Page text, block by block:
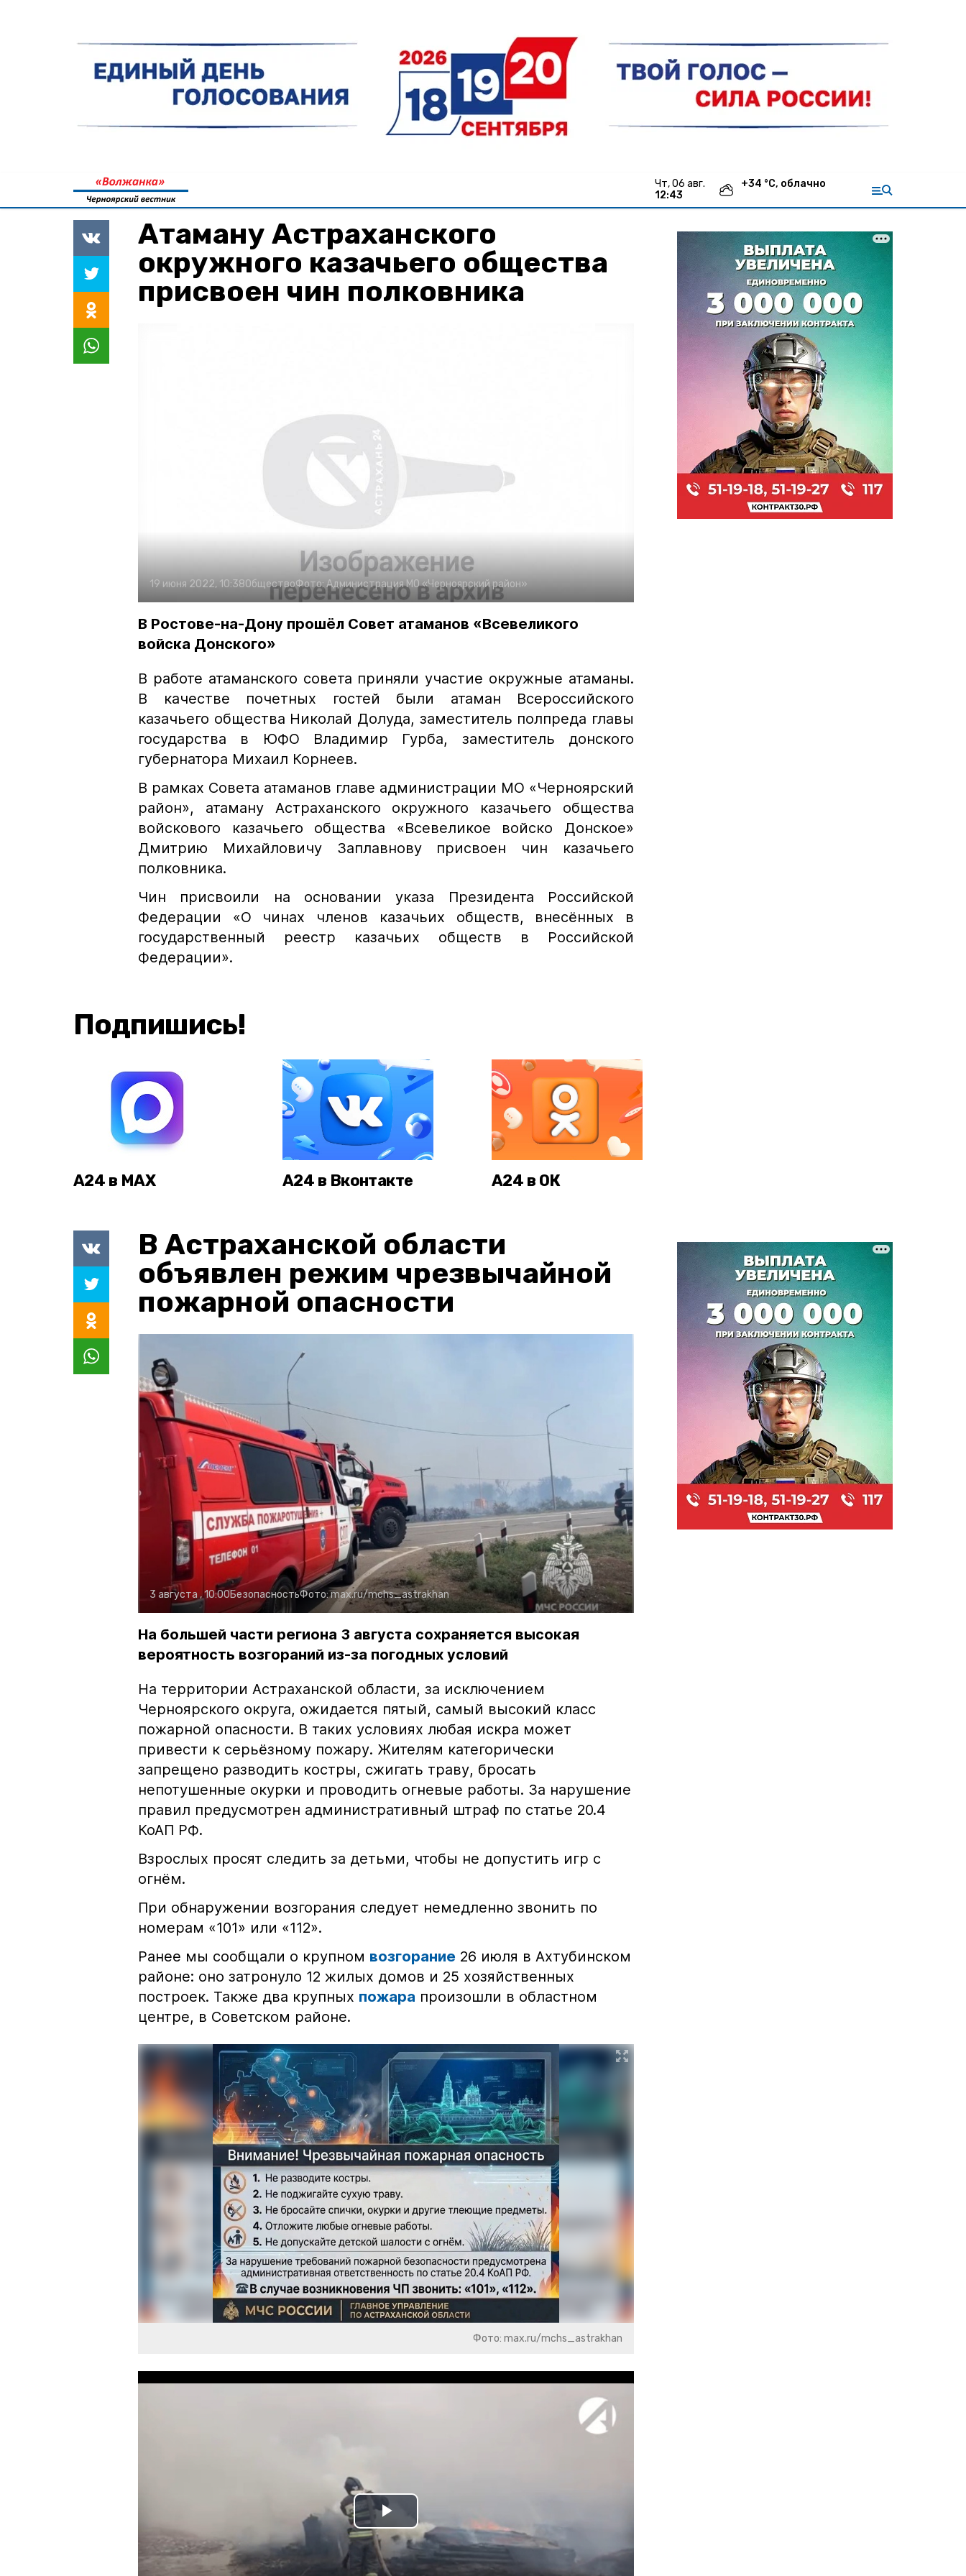
чт, 06 авг.
12:43
+34 °С, облачно
Атаману Астраханского
окружного казачьего общества
присвоен чин полковника
19 июня 2022, 10:38ОбществоФото: Администрация МО «Черноярский район»
В Ростове-на-Дону прошёл Совет атаманов «Всевеликого
войска Донского»
В работе атаманского совета приняли участие окружные атаманы.
В качестве почетных гостей были атаман Всероссийского
казачьего общества Николай Долуда, заместитель полпреда главы
государства в ЮФО Владимир Гурба, заместитель донского
губернатора Михаил Корнеев.
В рамках Совета атаманов главе администрации МО «Черноярский
район», атаману Астраханского окружного казачьего общества
войскового казачьего общества «Всевеликое войско Донское»
Дмитрию Михайловичу Заплавнову присвоен чин казачьего
полковника.
Чин присвоили на основании указа Президента Российской
Федерации «О чинах членов казачьих обществ, внесённых в
государственный реестр казачьих обществ в Российской
Федерации».
Подпишись!
А24 в MAX А24 в Вконтакте А24 в ОК
В Астраханской области
объявлен режим чрезвычайной
пожарной опасности
3 августа , 10:00БезопасностьФото:max.ru/mchs_astrakhan
На большей части региона 3 августа сохраняется высокая
вероятность возгораний из-за погодных условий
На территории Астраханской области, за исключением
Черноярского округа, ожидается пятый, самый высокий класс
пожарной опасности. В таких условиях любая искра может
привести к серьёзному пожару. Жителям категорически
запрещено разводить костры, сжигать траву, бросать
непотушенные окурки и проводить огневые работы. За нарушение
правил предусмотрен административный штраф по статье 20.4
КоАП РФ.
Взрослых просят следить за детьми, чтобы не допустить игр с
огнём.
При обнаружении возгорания следует немедленно звонить по
номерам «101» или «112».
Ранее мы сообщали о крупном возгорание 26 июля в Ахтубинском
районе: оно затронуло 12 жилых домов и 25 хозяйственных
построек. Также два крупных пожара произошли в областном
центре, в Советском районе.
Фото: max.ru/mchs_astrakhan
Play
Video